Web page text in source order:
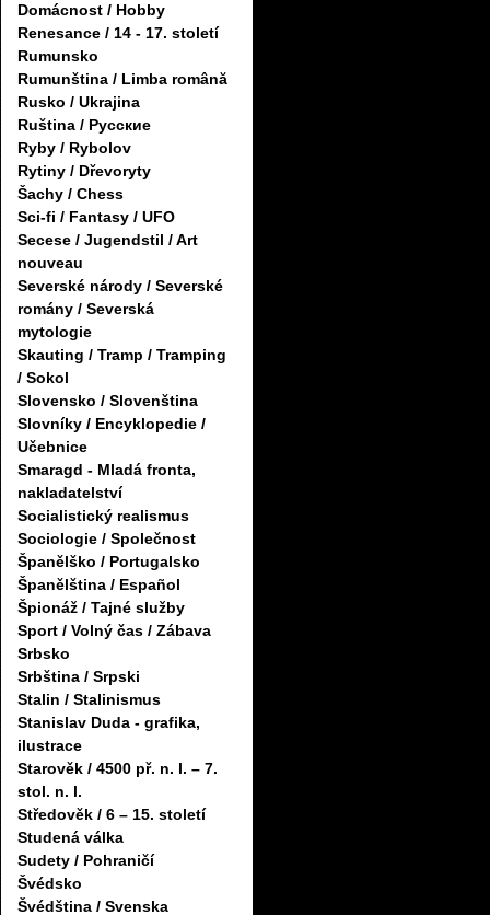
Domácnost / Hobby
Renesance / 14 - 17. století
Rumunsko
Rumunština / Limba română
Rusko / Ukrajina
Ruština / Русские
Ryby / Rybolov
Rytiny / Dřevoryty
Šachy / Chess
Sci-fi / Fantasy / UFO
Secese / Jugendstil / Art
nouveau
Severské národy / Severské
romány / Severská
mytologie
Skauting / Tramp / Tramping
/ Sokol
Slovensko / Slovenština
Slovníky / Encyklopedie /
Učebnice
Smaragd - Mladá fronta,
nakladatelství
Socialistický realismus
Sociologie / Společnost
Španělško / Portugalsko
Španělština / Español
Špionáž / Tajné služby
Sport / Volný čas / Zábava
Srbsko
Srbština / Srpski
Stalin / Stalinismus
Stanislav Duda - grafika,
ilustrace
Starověk / 4500 př. n. l. – 7.
stol. n. l.
Středověk / 6 – 15. století
Studená válka
Sudety / Pohraničí
Švédsko
Švédština / Svenska